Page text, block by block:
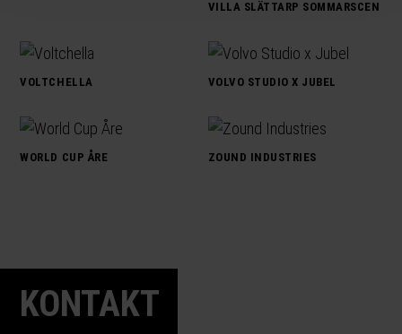
VILLA SLÄTTARP SOMMARSCEN
VOLTCHELLA VOLVO STUDIO X JUBEL
WORLD CUP ÅRE ZOUND INDUSTRIES
KONTAKT